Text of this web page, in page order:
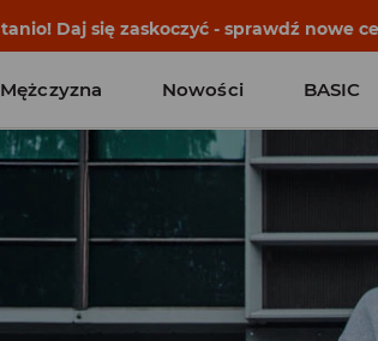
📒Najlepsze historie zaczynają się przed
Mężczyzna Nowości BASIC